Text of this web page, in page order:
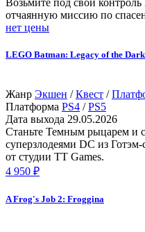
отчаянную миссию по
нет цены
LEGO Batman: Legacy of the
Жанр Экшен /Квест /
Платформа PS4 /PS5
Дата выхода 29.05.2026
Станьте Темным рыцарем и
суперзлодеями DC из
от студии TT Games.
4 950 ₽
A Frog's Job 2: Froggina